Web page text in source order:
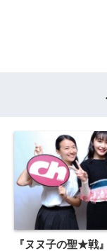
『ヌヌ子の聖★戦